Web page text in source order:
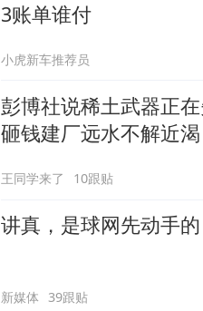
3账单谁付
小虎新车推荐员
彭博社说稀土武器正
砸钱建厂远水不解近渴
王同学来了 10跟贴
讲真，是球网先动手的
新媒体 39跟贴